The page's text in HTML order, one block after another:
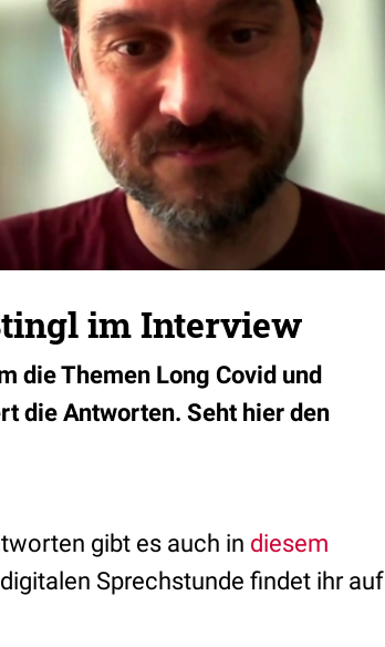
im Interview
die Themen Long Covid und
die Antworten. Seht hier den
gibt es auch in diesem
Sprechstunde findet ihr auf